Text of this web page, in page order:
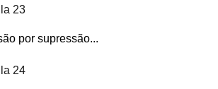
23
por supressão...
24